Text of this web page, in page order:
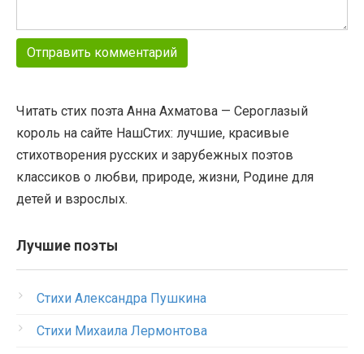
Читать стих поэта Анна Ахматова — Сероглазый
король на сайте НашСтих: лучшие, красивые
стихотворения русских и зарубежных поэтов
классиков о любви, природе, жизни, Родине для
детей и взрослых.
Лучшие поэты
Стихи Александра Пушкина
Стихи Михаила Лермонтова